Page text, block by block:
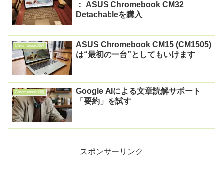
： ASUS Chromebook CM32
Detachableを購入
Chromebook関連
ASUS Chromebook CM15 (CM1505)
は“最初の一台”としてもいけます
Chromebook関連
Google AIによる文章読解サポート
「要約」を試す
スポンサーリンク